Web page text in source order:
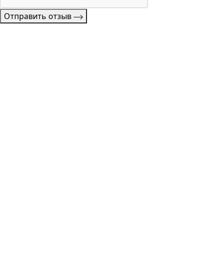
Отправить отзыв